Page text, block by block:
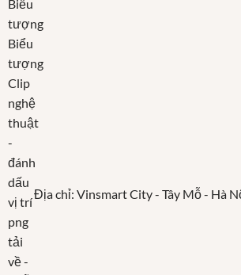
Địa chỉ: Vinsmart City - Tây Mỗ - Hà